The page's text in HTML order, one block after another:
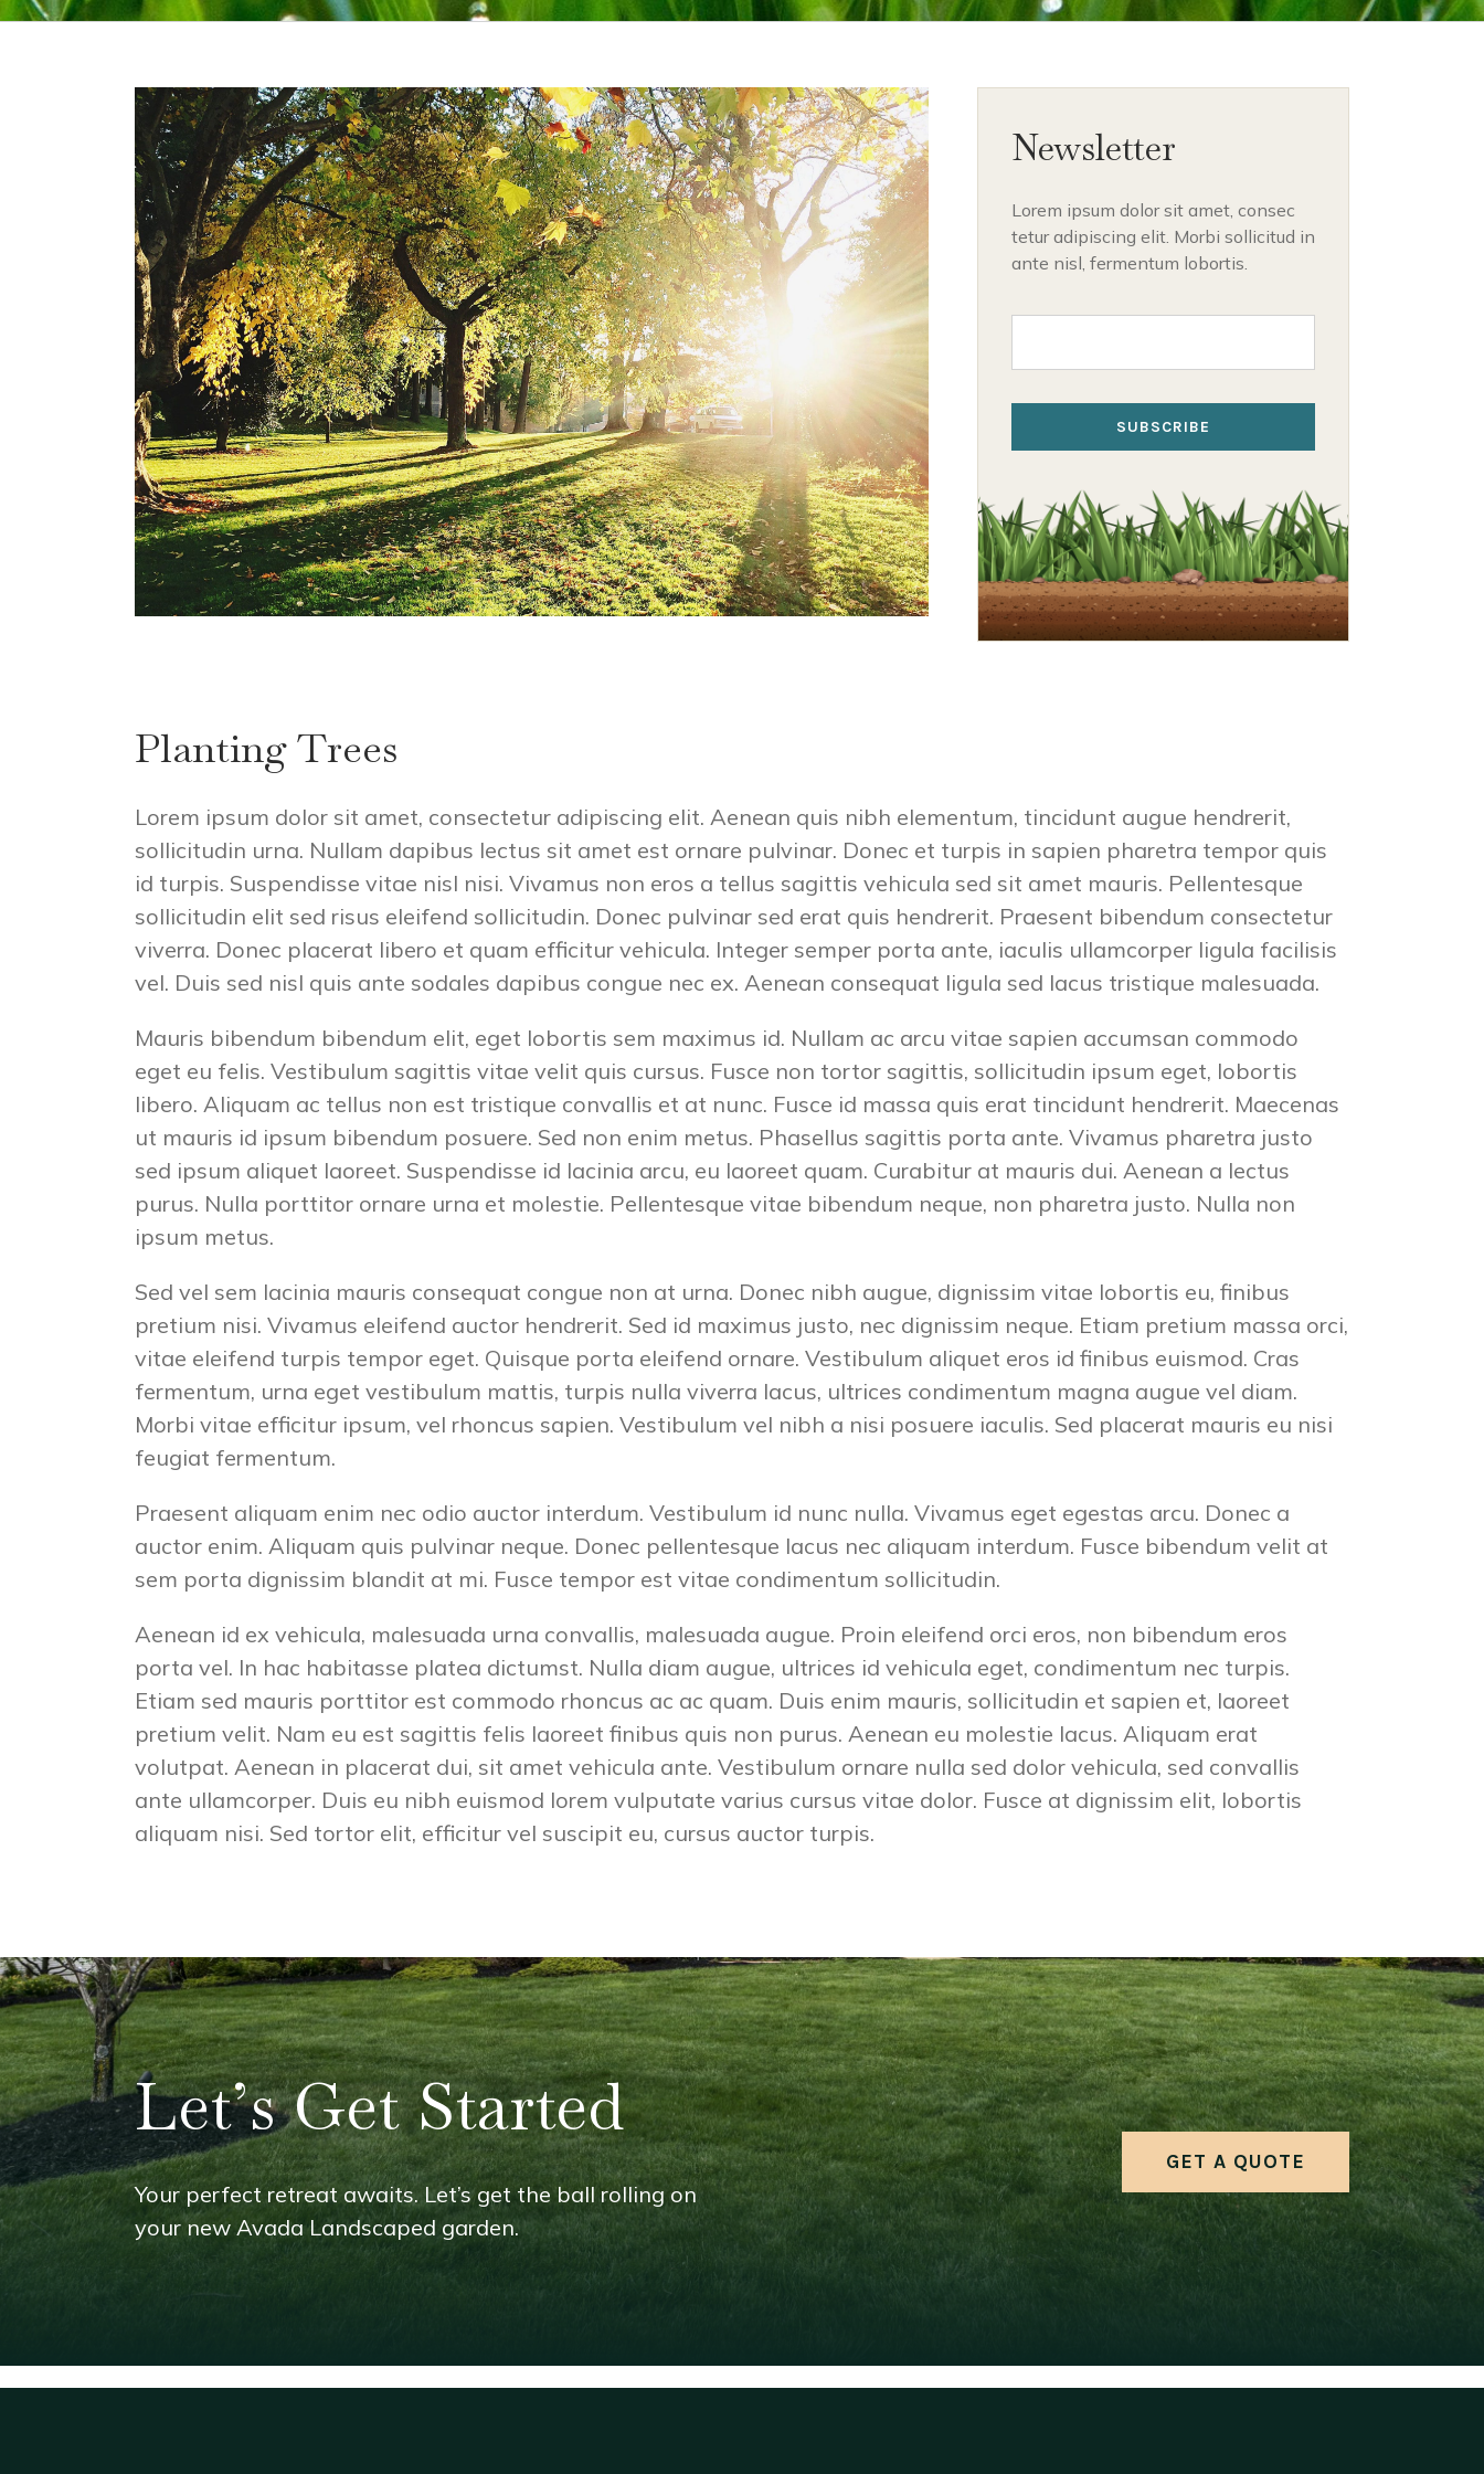
Newsletter
Lorem ipsum dolor sit amet, consec
tetur adipiscing elit. Morbi sollicitud in
ante nisl, fermentum lobortis.
SUBSCRIBE
Planting Trees
Lorem ipsum dolor sit amet, consectetur adipiscing elit. Aenean quis nibh elementum, tincidunt augue hendrerit,
sollicitudin urna. Nullam dapibus lectus sit amet est ornare pulvinar. Donec et turpis in sapien pharetra tempor quis
id turpis. Suspendisse vitae nisl nisi. Vivamus non eros a tellus sagittis vehicula sed sit amet mauris. Pellentesque
sollicitudin elit sed risus eleifend sollicitudin. Donec pulvinar sed erat quis hendrerit. Praesent bibendum consectetur
viverra. Donec placerat libero et quam efficitur vehicula. Integer semper porta ante, iaculis ullamcorper ligula facilisis
vel. Duis sed nisl quis ante sodales dapibus congue nec ex. Aenean consequat ligula sed lacus tristique malesuada.
Mauris bibendum bibendum elit, eget lobortis sem maximus id. Nullam ac arcu vitae sapien accumsan commodo
eget eu felis. Vestibulum sagittis vitae velit quis cursus. Fusce non tortor sagittis, sollicitudin ipsum eget, lobortis
libero. Aliquam ac tellus non est tristique convallis et at nunc. Fusce id massa quis erat tincidunt hendrerit. Maecenas
ut mauris id ipsum bibendum posuere. Sed non enim metus. Phasellus sagittis porta ante. Vivamus pharetra justo
sed ipsum aliquet laoreet. Suspendisse id lacinia arcu, eu laoreet quam. Curabitur at mauris dui. Aenean a lectus
purus. Nulla porttitor ornare urna et molestie. Pellentesque vitae bibendum neque, non pharetra justo. Nulla non
ipsum metus.
Sed vel sem lacinia mauris consequat congue non at urna. Donec nibh augue, dignissim vitae lobortis eu, finibus
pretium nisi. Vivamus eleifend auctor hendrerit. Sed id maximus justo, nec dignissim neque. Etiam pretium massa orci,
vitae eleifend turpis tempor eget. Quisque porta eleifend ornare. Vestibulum aliquet eros id finibus euismod. Cras
fermentum, urna eget vestibulum mattis, turpis nulla viverra lacus, ultrices condimentum magna augue vel diam.
Morbi vitae efficitur ipsum, vel rhoncus sapien. Vestibulum vel nibh a nisi posuere iaculis. Sed placerat mauris eu nisi
feugiat fermentum.
Praesent aliquam enim nec odio auctor interdum. Vestibulum id nunc nulla. Vivamus eget egestas arcu. Donec a
auctor enim. Aliquam quis pulvinar neque. Donec pellentesque lacus nec aliquam interdum. Fusce bibendum velit at
sem porta dignissim blandit at mi. Fusce tempor est vitae condimentum sollicitudin.
Aenean id ex vehicula, malesuada urna convallis, malesuada augue. Proin eleifend orci eros, non bibendum eros
porta vel. In hac habitasse platea dictumst. Nulla diam augue, ultrices id vehicula eget, condimentum nec turpis.
Etiam sed mauris porttitor est commodo rhoncus ac ac quam. Duis enim mauris, sollicitudin et sapien et, laoreet
pretium velit. Nam eu est sagittis felis laoreet finibus quis non purus. Aenean eu molestie lacus. Aliquam erat
volutpat. Aenean in placerat dui, sit amet vehicula ante. Vestibulum ornare nulla sed dolor vehicula, sed convallis
ante ullamcorper. Duis eu nibh euismod lorem vulputate varius cursus vitae dolor. Fusce at dignissim elit, lobortis
aliquam nisi. Sed tortor elit, efficitur vel suscipit eu, cursus auctor turpis.
Let’s Get Started
Your perfect retreat awaits. Let’s get the ball rolling on
your new Avada Landscaped garden.
GET A QUOTE